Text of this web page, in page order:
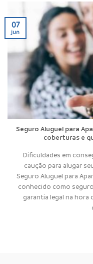
Seguro Aluguel para
coberturas e
Dificuldades em
caução para alugar
Seguro Aluguel para
conhecido como
garantia legal na hora
07
jun